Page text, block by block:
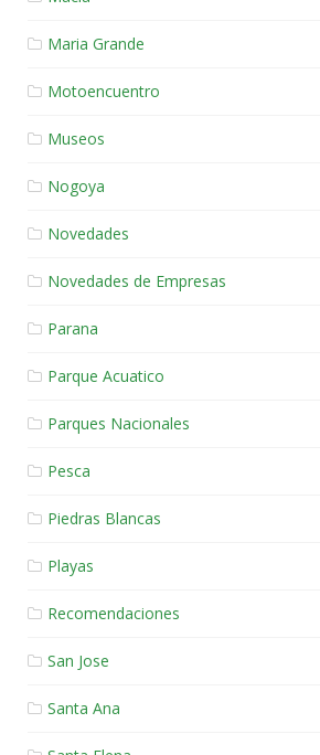
Maria Grande
Motoencuentro
Museos
Nogoya
Novedades
Novedades de Empresas
Parana
Parque Acuatico
Parques Nacionales
Pesca
Piedras Blancas
Playas
Recomendaciones
San Jose
Santa Ana